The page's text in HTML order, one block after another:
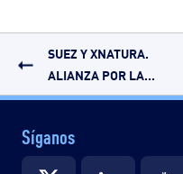
SUEZ Y XNATURA.
ALIANZA POR LA...
Síganos